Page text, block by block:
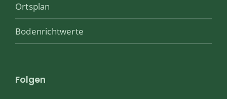
Ortsplan
Bodenrichtwerte
Folgen